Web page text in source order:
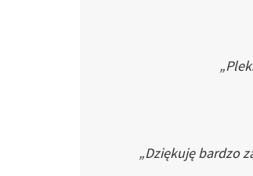
„Dziękuję bardzo